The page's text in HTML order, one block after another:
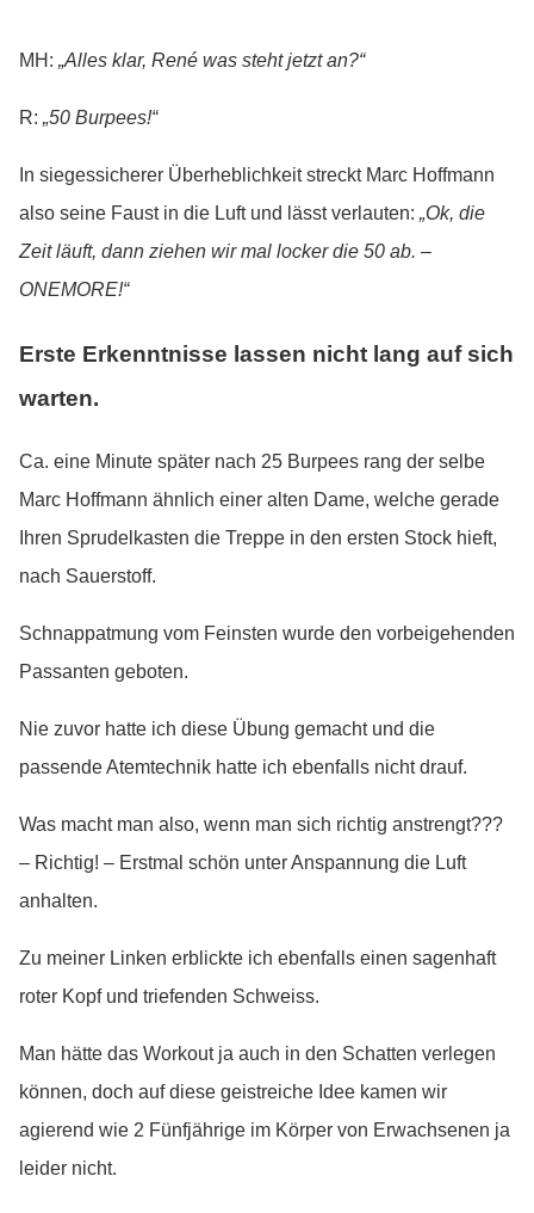
MH: „Alles klar, René was steht jetzt an?“
R: „50 Burpees!“
In siegessicherer Überheblichkeit streckt Marc Hoffmann
also seine Faust in die Luft und lässt verlauten: „Ok, die
Zeit läuft, dann ziehen wir mal locker die 50 ab. –
ONEMORE!“
Erste Erkenntnisse lassen nicht lang auf sich
warten.
Ca. eine Minute später nach 25 Burpees rang der selbe
Marc Hoffmann ähnlich einer alten Dame, welche gerade
Ihren Sprudelkasten die Treppe in den ersten Stock hieft,
nach Sauerstoff.
Schnappatmung vom Feinsten wurde den vorbeigehenden
Passanten geboten.
Nie zuvor hatte ich diese Übung gemacht und die
passende Atemtechnik hatte ich ebenfalls nicht drauf.
Was macht man also, wenn man sich richtig anstrengt???
– Richtig! – Erstmal schön unter Anspannung die Luft
anhalten.
Zu meiner Linken erblickte ich ebenfalls einen sagenhaft
roter Kopf und triefenden Schweiss.
Man hätte das Workout ja auch in den Schatten verlegen
können, doch auf diese geistreiche Idee kamen wir
agierend wie 2 Fünfjährige im Körper von Erwachsenen ja
leider nicht.